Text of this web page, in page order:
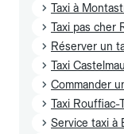
Taxi à
Taxi pas cher
Réserver un
Taxi
Commander
Taxi Rouffiac-
Service taxi à